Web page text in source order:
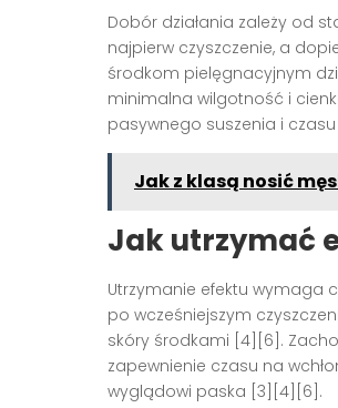
Dobór działania zależy od
najpierw czyszczenie, a
środkom pielęgnacyjnym
minimalna wilgotność i
pasywnego suszenia i
Jak z klasą nosić
Jak utrzymać
Utrzymanie efektu wymaga
po wcześniejszym
skóry środkami [4][6].
zapewnienie czasu na
wyglądowi paska [3][4][6].